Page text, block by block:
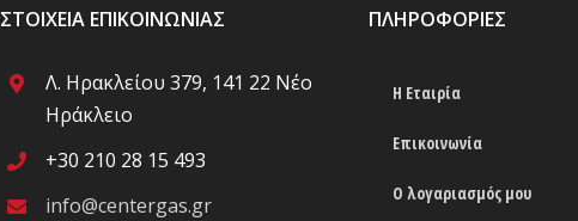
ΣΤΟΙΧΕΊΑ ΕΠΙΚΟΙΝΩΝΊΑΣ
Λ. Ηρακλείου 379, 141 22 Νέο
Ηράκλειο
+30 210 28 15 493
info@centergas.gr
ΠΛΗΡΟΦΟΡΊΕΣ
Η Εταιρία
Επικοινωνία
Ο λογαριασμός μου